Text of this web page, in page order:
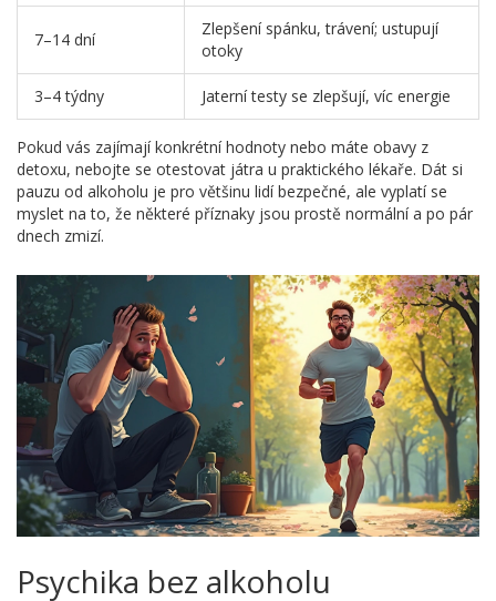
7–14 dní
Zlepšení spánku, trávení; ustupují
otoky
3–4 týdny Jaterní testy se zlepšují, víc energie
Pokud vás zajímají konkrétní hodnoty nebo máte obavy z
detoxu, nebojte se otestovat játra u praktického lékaře. Dát si
pauzu od alkoholu je pro většinu lidí bezpečné, ale vyplatí se
myslet na to, že některé příznaky jsou prostě normální a po pár
dnech zmizí.
Psychika bez alkoholu